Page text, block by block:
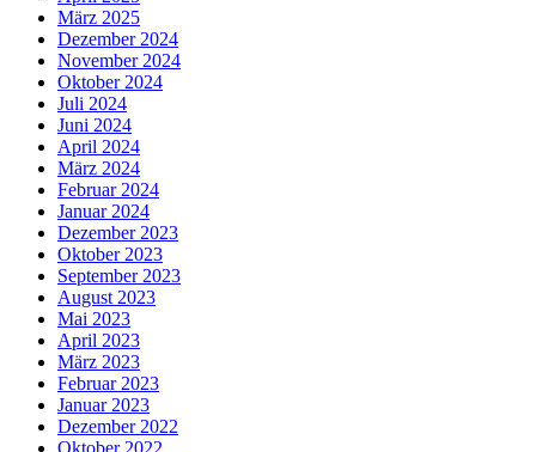
März 2025
Dezember 2024
November 2024
Oktober 2024
Juli 2024
Juni 2024
April 2024
März 2024
Februar 2024
Januar 2024
Dezember 2023
Oktober 2023
September 2023
August 2023
Mai 2023
April 2023
März 2023
Februar 2023
Januar 2023
Dezember 2022
Oktober 2022